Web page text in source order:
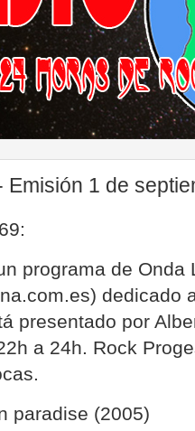
Emisión 1 de
programa de Onda
dedicado
presentado por
a 24h. Rock
paradise (2005)